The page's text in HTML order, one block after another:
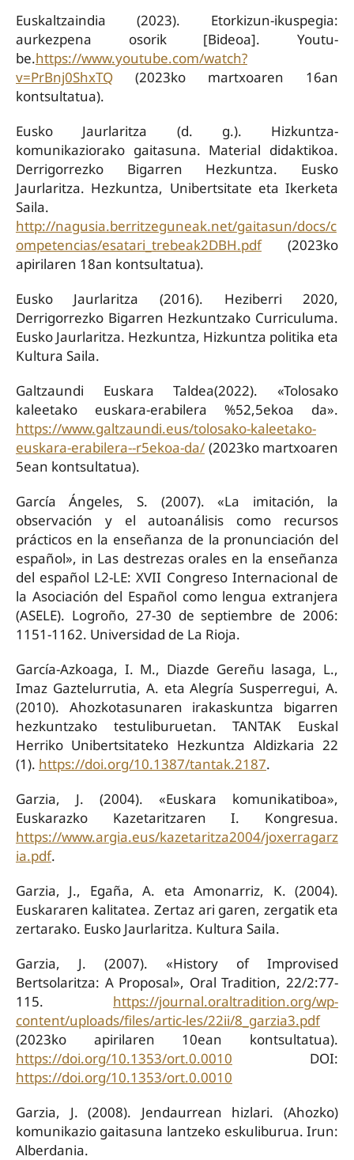
Euskaltzaindia (2023). Etorkizun-ikuspegia:
aurkezpena osorik [Bideoa]. Youtu-
be.https://www.youtube.com/watch?
v=PrBnj0ShxTQ(2023ko martxoaren 16an
kontsultatua).
Eusko Jaurlaritza (d. g.). Hizkuntza-
komunikaziorako gaitasuna. Material didaktikoa.
Derrigorrezko Bigarren Hezkuntza. Eusko
Jaurlaritza. Hezkuntza, Unibertsitate eta Ikerketa
Saila.
http://nagusia.berritzeguneak.net/gaitasun/docs/c
ompetencias/esatari_trebeak2DBH.pdf(2023ko
apirilaren 18an kontsultatua).
Eusko Jaurlaritza (2016). Heziberri 2020,
Derrigorrezko Bigarren Hezkuntzako Curriculuma.
Eusko Jaurlaritza. Hezkuntza, Hizkuntza politika eta
Kultura Saila.
Galtzaundi Euskara Taldea(2022). «Tolosako
kaleetako euskara-erabilera %52,5ekoa da».
https://www.galtzaundi.eus/tolosako-kaleetako-
euskara-erabilera--r5ekoa-da/(2023ko martxoaren
5ean kontsultatua).
García Ángeles, S. (2007). «La imitación, la
observación y el autoanálisis como recursos
prácticos en la enseñanza de la pronunciación del
español», in Las destrezas orales en la enseñanza
del español L2-LE: XVII Congreso Internacional de
la Asociación del Español como lengua extranjera
(ASELE). Logroño, 27-30 de septiembre de 2006:
1151-1162. Universidad de La Rioja.
García-Azkoaga, I. M., Diazde Gereñu lasaga, L.,
Imaz Gaztelurrutia, A. eta Alegría Susperregui, A.
(2010). Ahozkotasunaren irakaskuntza bigarren
hezkuntzako testuliburuetan. TANTAK Euskal
Herriko Unibertsitateko Hezkuntza Aldizkaria 22
(1). https://doi.org/10.1387/tantak.2187.
Garzia, J. (2004). «Euskara komunikatiboa»,
Euskarazko Kazetaritzaren I. Kongresua.
https://www.argia.eus/kazetaritza2004/joxerragarz
ia.pdf.
Garzia, J., Egaña, A. eta Amonarriz, K. (2004).
Euskararen kalitatea. Zertaz ari garen, zergatik eta
zertarako. Eusko Jaurlaritza. Kultura Saila.
Garzia, J. (2007). «History of Improvised
Bertsolaritza: A Proposal», Oral Tradition, 22/2:77-
115. https://journal.oraltradition.org/wp-
content/uploads/files/artic-les/22ii/8_garzia3.pdf
(2023ko apirilaren 10ean kontsultatua).
https://doi.org/10.1353/ort.0.0010 DOI:
https://doi.org/10.1353/ort.0.0010
Garzia, J. (2008). Jendaurrean hizlari. (Ahozko)
komunikazio gaitasuna lantzeko eskuliburua. Irun:
Alberdania.